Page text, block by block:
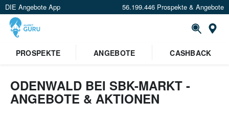
DIE Angebote App 56.199.446 Prospekte & Angebote
Standort festlegen
PROSPEKTE ANGEBOTE CASHBACK
ODENWALD BEI SBK-MARKT -
ANGEBOTE & AKTIONEN